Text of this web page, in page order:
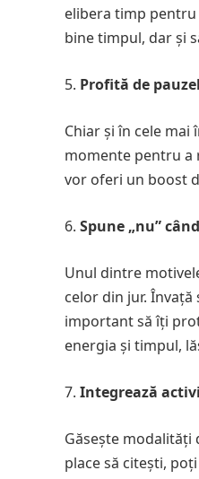
elibera timp pentru
bine timpul, dar și
Profită de
Chiar și în cele
momente pentru a
vor oferi un boost
Spune „nu”
Unul dintre
celor din jur.
important să îți
energia și timpul,
Integrează
Găsește modalități
place să citești,